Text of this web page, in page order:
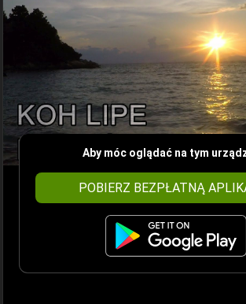
Aby móc oglądać na tym
POBIERZ BEZPŁATNĄ